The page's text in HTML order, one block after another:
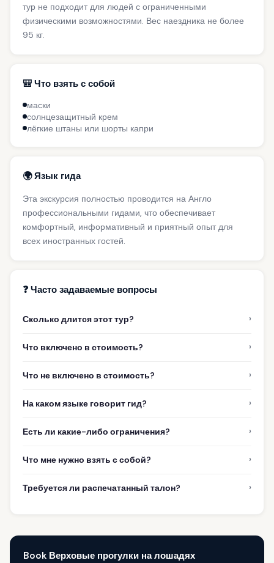
тур не подходит для людей с ограниченными
физическими возможностями. Вес наездника не более
95 кг.
🎒 Что взять с собой
маски
солнцезащитный крем
лёгкие штаны или шорты капри
🌍 Язык гида
Эта экскурсия полностью проводится на Англо
профессиональными гидами, что обеспечивает
комфортный, информативный и приятный опыт для
всех иностранных гостей.
❓ Часто задаваемые вопросы
Сколько длится этот тур? ›
Что включено в стоимость? ›
Что не включено в стоимость? ›
На каком языке говорит гид? ›
Есть ли какие-либо ограничения? ›
Что мне нужно взять с собой? ›
Требуется ли распечатанный талон? ›
Book Верховые прогулки на лошадях